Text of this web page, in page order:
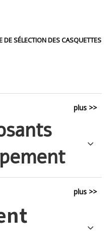
DE SÉLECTION DES CASQUETTES
plus >>
plus >>